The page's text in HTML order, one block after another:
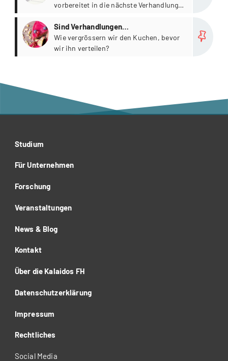
vorbereitet in die nächste Verhandlung
Sind Verhandlungen
Nullsummenspiele?
Wie vergrössern wir den Kuchen, bevor
wir ihn verteilen?
Studium
Für Unternehmen
Forschung
Veranstaltungen
News & Blog
Kontakt
Über die Kalaidos FH
Datenschutzerklärung
Impressum
Rechtliches
Social Media